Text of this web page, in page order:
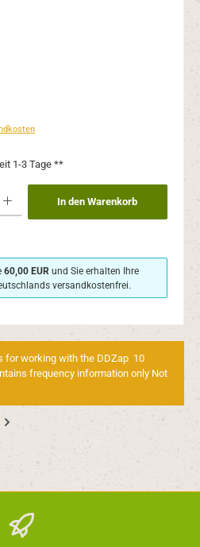
1-3 Tage **
Wert ein oder benutze die Schaltflächen
In den Warenkorb
60,00 EUR und Sie erhalten Ihre
versandkostenfrei.
for working with the DDZap 10
frequency information only Not